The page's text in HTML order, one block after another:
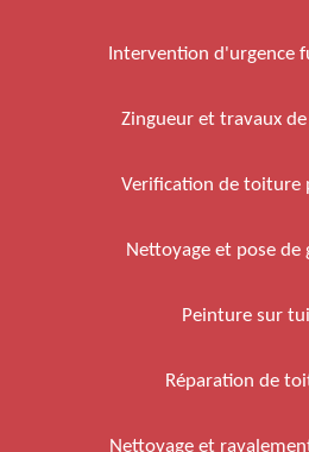
Intervention d'urgence
Zingueur et travaux
Verification de toiture
Nettoyage et pose de
Peinture sur
Réparation de
Nettoyage et